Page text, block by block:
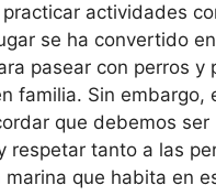
actividades
se ha convertido
pasear con perros y
familia. Sin embargo,
que debemos ser
respetar tanto a las
marina que habita en